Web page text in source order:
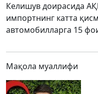
Келишув доирасида
импортнинг катта
автомобилларга 15
Мақола муаллифи